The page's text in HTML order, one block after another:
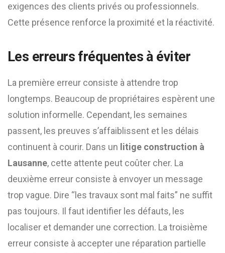
exigences des clients privés ou professionnels.
Cette présence renforce la proximité et la réactivité.
Les erreurs fréquentes à éviter
La première erreur consiste à attendre trop
longtemps. Beaucoup de propriétaires espèrent une
solution informelle. Cependant, les semaines
passent, les preuves s’affaiblissent et les délais
continuent à courir. Dans un litige construction à
Lausanne, cette attente peut coûter cher. La
deuxième erreur consiste à envoyer un message
trop vague. Dire “les travaux sont mal faits” ne suffit
pas toujours. Il faut identifier les défauts, les
localiser et demander une correction. La troisième
erreur consiste à accepter une réparation partielle